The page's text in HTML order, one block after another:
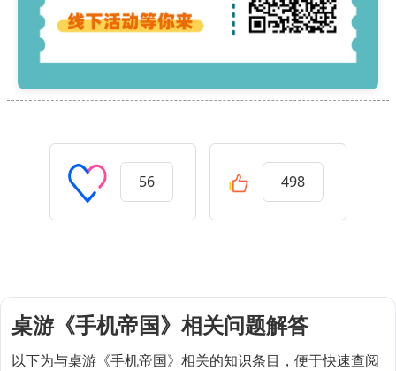
56 498
桌游《手机帝国》相关问题解答
以下为与桌游《手机帝国》相关的知识条目，便于快速查阅